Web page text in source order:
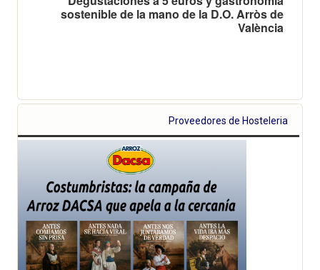
sostenible de la mano de la D.O. Arròs de
València
Proveedores de Hosteleria